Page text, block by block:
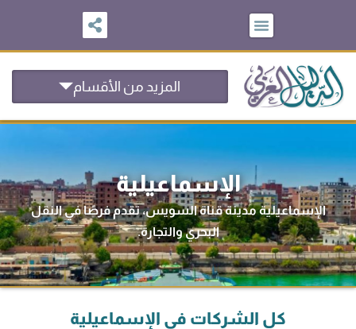
المحتوى
المزيد من الأقسام
الإسماعيلية
الإسماعيلية مدينة قناة السويس، تقدم فرصًا في النقل
البحري والتجارة.
كل الشركات في الإسماعيلية